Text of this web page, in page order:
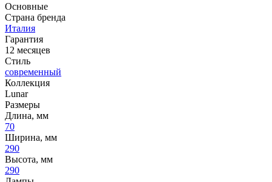
Основные
Страна бренда
Италия
Гарантия
12 месяцев
Стиль
современный
Коллекция
Lunar
Размеры
Длина, мм
70
Ширина, мм
290
Высота, мм
290